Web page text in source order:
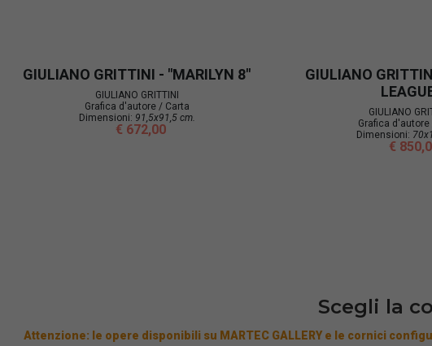
GIULIANO GRITTINI - "MARILYN 8"
GIULIANO GRITTINI
Grafica d'autore / Carta
Dimensioni: 91,5x91,5 cm.
€ 672,00
GIULIANO
GIULIANO
Grafica d'autore
Dimensioni:
€
Scegli la
Attenzione: le opere disponibili su MARTEC GALLERY e le cornici